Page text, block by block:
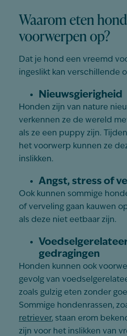
Waarom eten
voorwerpen op?
Dat je hond een vreemd
ingeslikt kan verschillende
Nieuwsgierigheid
Honden zijn van nature
verkennen ze de wereld
als ze een puppy zijn.
het voorwerp kunnen ze
inslikken.
Angst, stress of
Ook kunnen sommige
of verveling gaan kauwen
als deze niet eetbaar zijn.
gedragingen
Honden kunnen ook
gevolg van
zoals gulzig eten zonder
Sommige hondenrassen,
retriever, staan erom
zijn voor het inslikken van